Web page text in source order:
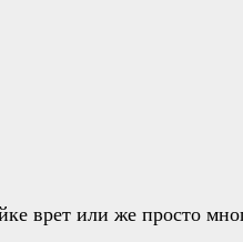
врет или же просто